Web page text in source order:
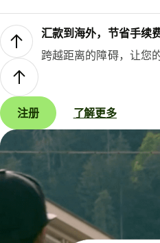
汇款到海外，节省手续
跨越距离的障碍，让您
注册 了解更多